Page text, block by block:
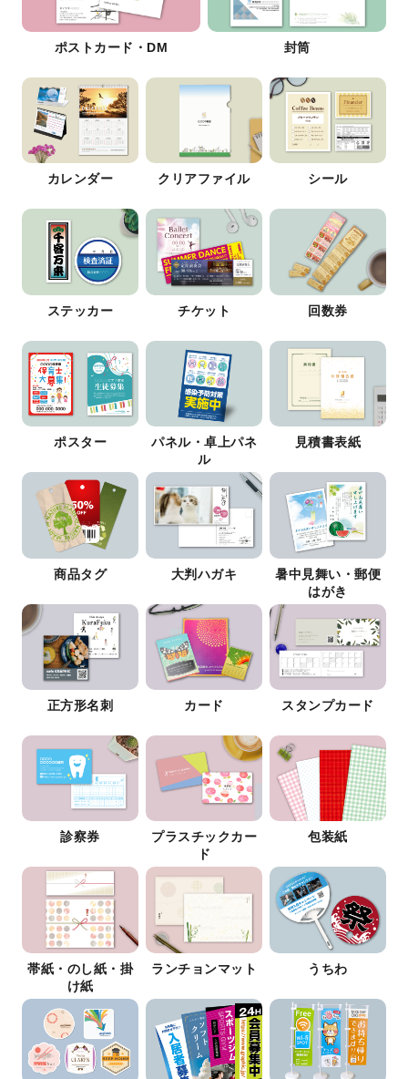
ポストカード・DM 封筒
カレンダー クリアファイル シール
ステッカー チケット 回数券
ポスター
パネル・卓上パネ
ル
見積書表紙
商品タグ 大判ハガキ
暑中見舞い・郵便
はがき
正方形名刺 カード スタンプカード
診察券
プラスチックカー
ド
包装紙
帯紙・のし紙・掛
け紙
ランチョンマット うちわ